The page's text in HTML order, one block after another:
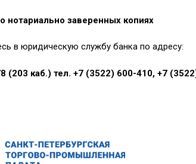
нотариально заверенных копиях
в юридическую службу банка по адресу:
(203 каб.) тел. +7 (3522) 600-410, +7